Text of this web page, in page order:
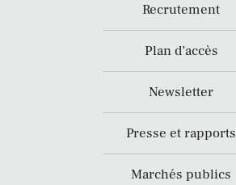
Recrutement
Plan d’accès
Newsletter
Presse et rapports
Marchés publics